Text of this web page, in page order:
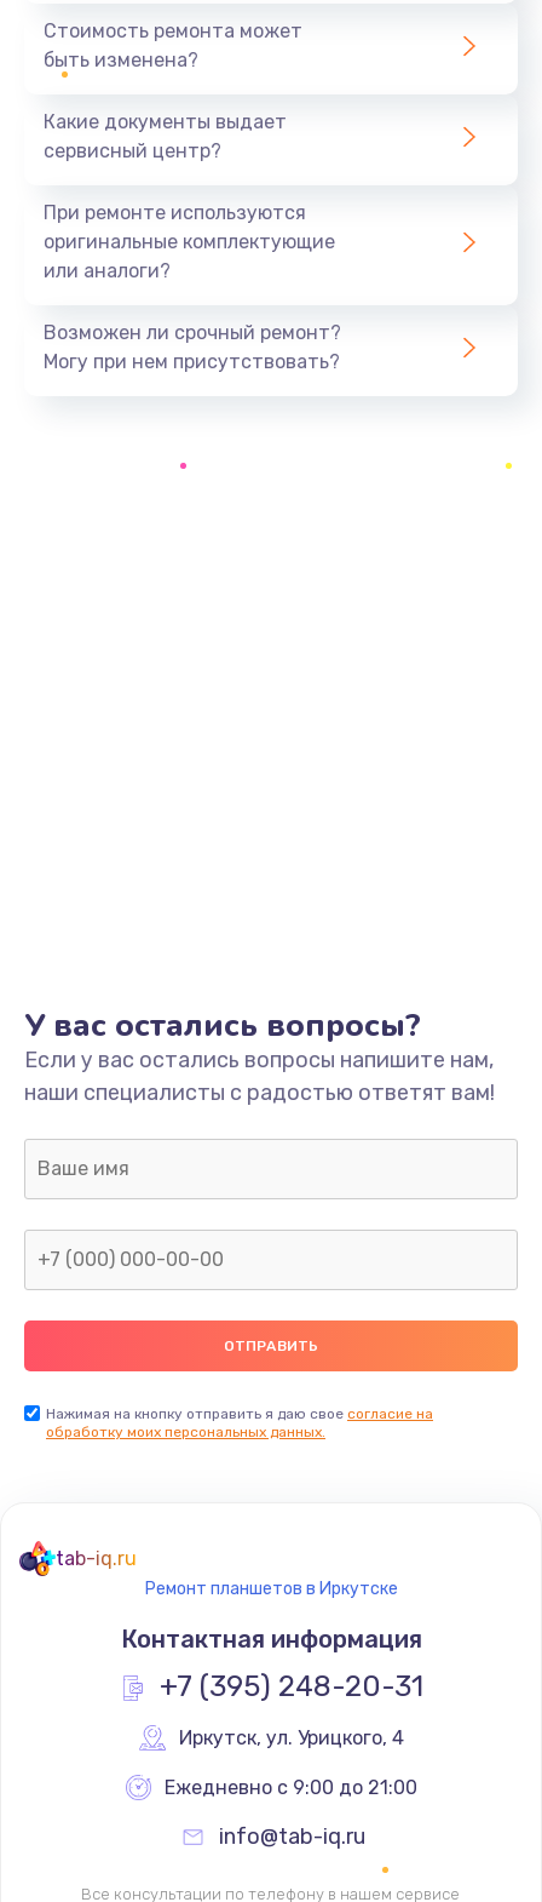
1395 руб.
Замена оперативной памяти
Замена USB порта
Заказать
Замена жесткого диска
490 руб.
Заказать
Замена видеокарты
1895 руб.
Заказать
Настройка BIOS
1490 руб.
Заказать
Настройка ОС
Стоимость ремонта может
быть изменена?
Какие документы выдает
сервисный центр?
При ремонте используются
оригинальные комплектующие
или аналоги?
Возможен ли срочный ремонт?
Могу при нем присутствовать?
У вас остались вопросы?
Если у вас остались вопросы напишите нам,
наши специалисты с радостью ответят вам!
Нажимая на кнопку отправить я даю свое согласие на
обработку моих персональных данных.
tab-iq.ru
Ремонт планшетов в Иркутске
Контактная информация
+7 (395) 248-20-31
Иркутск, ул. Урицкого, 4
Ежедневно с 9:00 до 21:00
info@tab-iq.ru
Все консультации по телефону в нашем сервисе